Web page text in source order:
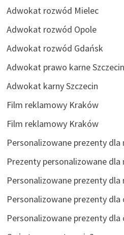
Adwokat rozwód Mielec
Adwokat rozwód Opole
Adwokat rozwód Gdańsk
Adwokat prawo karne Szczecin
Adwokat karny Szczecin
Film reklamowy Kraków
Film reklamowy Kraków
Personalizowane prezenty dla
Prezenty personalizowane dla
Personalizowane prezenty dla
Personalizowane prezenty dla
Personalizowane prezenty dla